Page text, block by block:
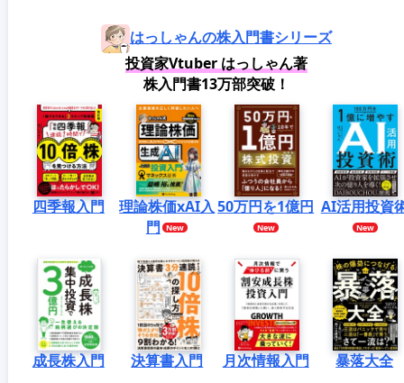
はっしゃんの株入門書シリーズ
投資家Vtuber はっしゃん著
株入門書13万部突破！
四季報入門
理論株価xAI入
門
50万円を1億円 AI活用投資
成長株入門 決算書入門 月次情報入門 暴落大全